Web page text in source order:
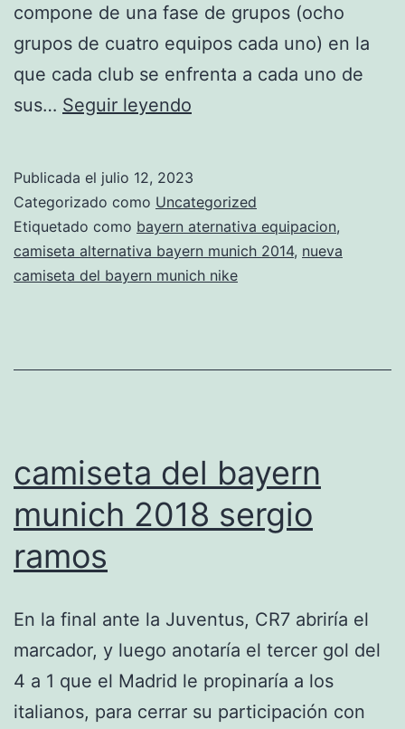
compone de una fase de grupos (ocho
grupos de cuatro equipos cada uno) en la
que cada club se enfrenta a cada uno de
sus… Seguir leyendo
2020
decathlon
Publicada el julio 12, 2023
Categorizado como Uncategorized
Etiquetado como bayern aternativa equipacion,
camiseta alternativa bayern munich 2014, nueva
camiseta del bayern munich nike
camiseta del bayern
munich 2018 sergio
ramos
En la final ante la Juventus, CR7 abriría el
marcador, y luego anotaría el tercer gol del
4 a 1 que el Madrid le propinaría a los
italianos, para cerrar su participación con